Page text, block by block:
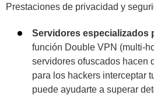
Prestaciones de privacidad y
Servidores especializados
función Double VPN (multi-
servidores ofuscados hacen
para los hackers interceptar
puede ayudarte a superar